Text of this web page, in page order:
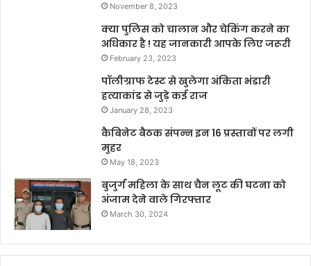
November 8, 2023
क्या पुलिस को चालान और चेकिंग करने का
अधिकार है ! यह जानकारी आपके लिए जरूरी
February 23, 2023
पॉलीग्राफ टेस्ट से खुलेगा अंकिता भंडारी
हत्याकांड से जुड़े कई राज
January 28, 2023
कैबिनेट बैठक संपन्न इन 16 प्रस्तावों पर लगी
मुहर
May 18, 2023
बुजुर्ग महिला के साथ चैन लूट की घटना को
अंजाम देने वाले गिरफ्तार
March 30, 2024